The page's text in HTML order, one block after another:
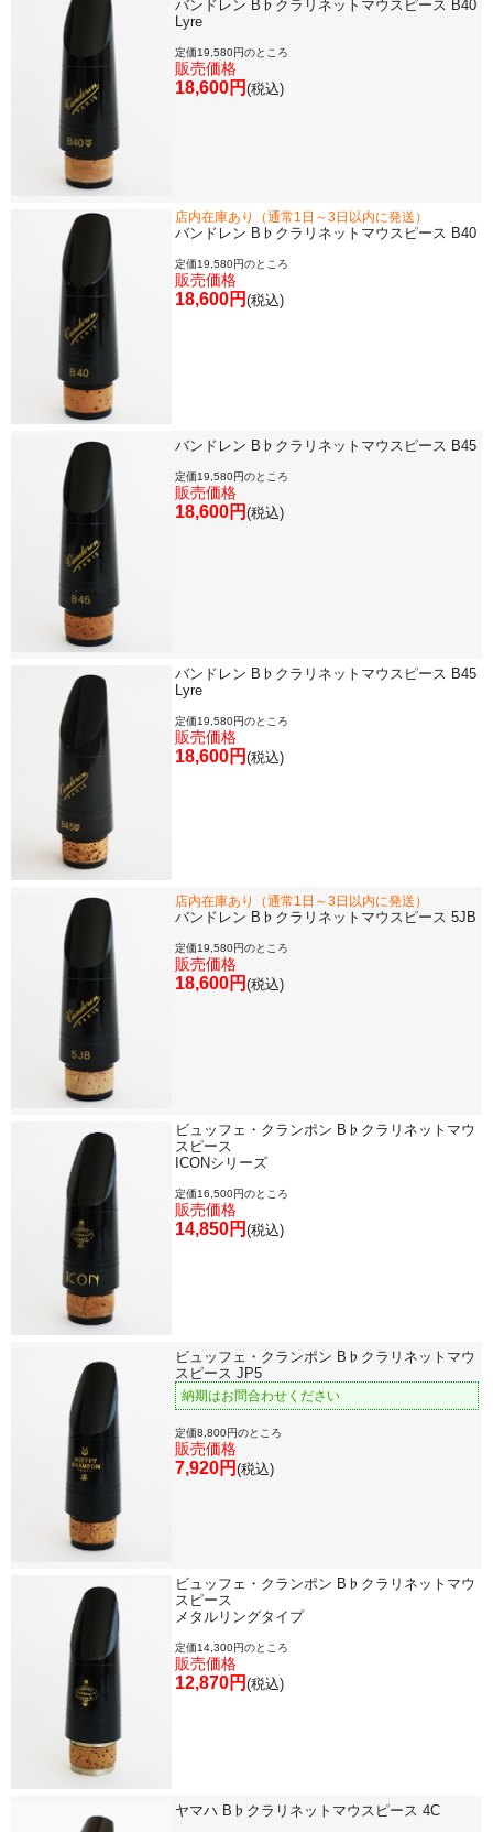
バンドレン B♭クラリネットマウスピース B40
Lyre
定価19,580円のところ
販売価格
18,600円 (税込)
店内在庫あり（通常1日～3日以内に発送）
バンドレン B♭クラリネットマウスピース B40
定価19,580円のところ
販売価格
18,600円 (税込)
バンドレン B♭クラリネットマウスピース B45
定価19,580円のところ
販売価格
18,600円 (税込)
バンドレン B♭クラリネットマウスピース B45
Lyre
定価19,580円のところ
販売価格
18,600円 (税込)
店内在庫あり（通常1日～3日以内に発送）
バンドレン B♭クラリネットマウスピース 5JB
定価19,580円のところ
販売価格
18,600円 (税込)
ビュッフェ・クランポン B♭クラリネットマウ
スピース
ICONシリーズ
定価16,500円のところ
販売価格
14,850円 (税込)
ビュッフェ・クランポン B♭クラリネットマウ
スピース JP5
納期はお問合わせください
定価8,800円のところ
販売価格
7,920円 (税込)
ビュッフェ・クランポン B♭クラリネットマウ
スピース
メタルリングタイプ
定価14,300円のところ
販売価格
12,870円 (税込)
ヤマハ B♭クラリネットマウスピース 4C